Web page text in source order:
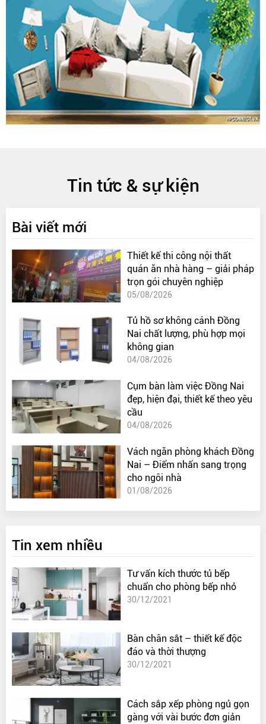
Tin tức & sự kiện
Bài viết mới
Thiết kế thi công nội thất
quán ăn nhà hàng – giải pháp
trọn gói chuyên nghiệp
05/08/2026
Tủ hồ sơ không cánh Đồng
Nai chất lượng, phù hợp mọi
không gian
04/08/2026
Cụm bàn làm việc Đồng Nai
đẹp, hiện đại, thiết kế theo yêu
cầu
04/08/2026
Vách ngăn phòng khách Đồng
Nai – Điểm nhấn sang trọng
cho ngôi nhà
01/08/2026
Tin xem nhiều
Tư vấn kích thước tủ bếp
chuẩn cho phòng bếp nhỏ
30/12/2021
Bàn chân sắt – thiết kế độc
đáo và thời thượng
30/12/2021
Cách sắp xếp phòng ngủ gọn
gàng với vài bước đơn giản